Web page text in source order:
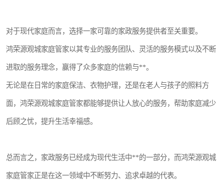
对于现代家庭而言，选择一家可靠的家政服务提供者至关重要。
鸿荣源观城家庭管家以其专业的服务团队、灵活的服务模式以及不断
进取的服务理念，赢得了众多家庭的信赖与**。
无论是在日常的家庭保洁、衣物护理，还是在老人与孩子的照料方
面，鸿荣源观城家庭管家都能够提供让人放心的服务，帮助家庭减少
后顾之忧，提升生活幸福感。
总而言之，家政服务已经成为现代生活中**的一部分，而鸿荣源观城
家庭管家正是在这一领域中不断努力、追求卓越的代表。